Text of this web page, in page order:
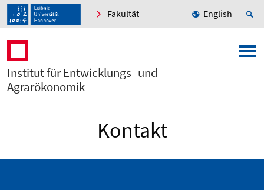
Fakultät English
Institut für Entwicklungs- und
Agrarökonomik
Kontakt